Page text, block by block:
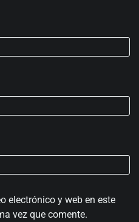
electrónico y web en este
vez que comente.